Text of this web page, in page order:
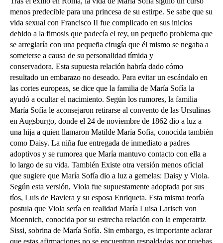
menos predecible para una princesa de su estirpe. Se sabe que su
vida sexual con Francisco II fue complicado en sus inicios
debido a la fimosis que padecía el rey, un pequeño problema que
se arreglaría con una pequeña cirugía que él mismo se negaba a
someterse a causa de su personalidad tímida y
conservadora. Esta supuesta relación habría dado cómo
resultado un embarazo no deseado. Para evitar un escándalo en
las cortes europeas, se dice que la familia de María Sofía la
ayudó a ocultar el nacimiento. Según los rumores, la familia
María Sofía le aconsejaron retirarse al convento de las Ursulinas
en Augsburgo, donde el 24 de noviembre de 1862 dio a luz a
una hija a quien llamaron Matilde María Sofia, conocida también
como Daisy. La niña fue entregada de inmediato a padres
adoptivos y se rumorea que María mantuvo contacto con ella a
lo largo de su vida. También Existe otra versión menos oficial
que sugiere que María Sofía dio a luz a gemelas: Daisy y Viola.
Según esta versión, Viola fue supuestamente adoptada por sus
tíos, Luis de Baviera y su esposa Enriqueta. Esta misma teoría
postula que Viola sería en realidad María Luisa Larisch von
Moennich, conocida por su estrecha relación con la emperatriz
Sissi, sobrina de María Sofía. Sin embargo, es importante aclarar
que estas afirmaciones no se encuentran respaldadas por pruebas